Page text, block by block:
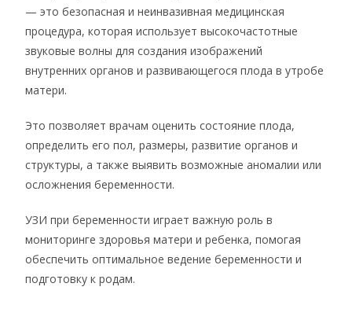
— это безопасная и неинвазивная медицинская
процедура, которая использует высокочастотные
звуковые волны для создания изображений
внутренних органов и развивающегося плода в утробе
матери.
Это позволяет врачам оценить состояние плода,
определить его пол, размеры, развитие органов и
структуры, а также выявить возможные аномалии или
осложнения беременности.
УЗИ при беременности играет важную роль в
мониторинге здоровья матери и ребенка, помогая
обеспечить оптимальное ведение беременности и
подготовку к родам.